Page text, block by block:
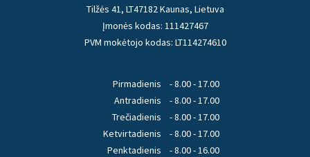
Tilžės 41, LT47182 Kaunas, Lietuva
Įmonės kodas: 111427467
PVM mokėtojo kodas: LT114274610
Pirmadienis
Antradienis
Trečiadienis
Ketvirtadienis
Penktadienis
- 8.00 - 17.00
- 8.00 - 17.00
- 8.00 - 17.00
- 8.00 - 17.00
- 8.00 - 16.00